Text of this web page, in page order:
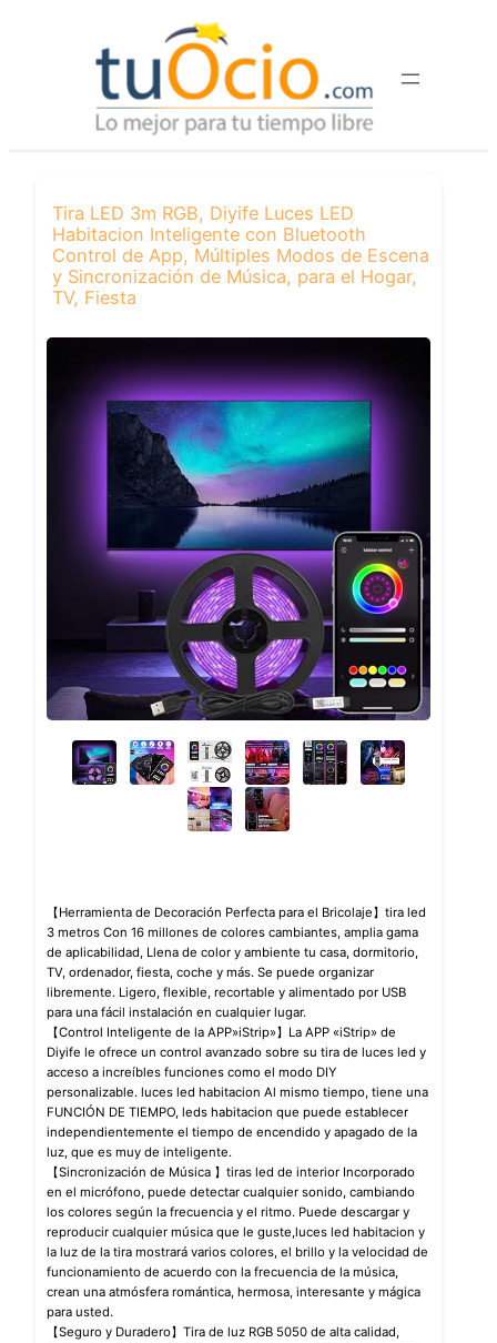
Tira LED 3m RGB, Diyife Luces LED
Habitacion Inteligente con Bluetooth
Control de App, Múltiples Modos de Escena
y Sincronización de Música, para el Hogar,
TV, Fiesta
【Herramienta de Decoración Perfecta para el Bricolaje】tira led
3 metros Con 16 millones de colores cambiantes, amplia gama
de aplicabilidad, Llena de color y ambiente tu casa, dormitorio,
TV, ordenador, fiesta, coche y más. Se puede organizar
libremente. Ligero, flexible, recortable y alimentado por USB
para una fácil instalación en cualquier lugar.
【Control Inteligente de la APP»iStrip»】La APP «iStrip» de
Diyife le ofrece un control avanzado sobre su tira de luces led y
acceso a increíbles funciones como el modo DIY
personalizable. luces led habitacion Al mismo tiempo, tiene una
FUNCIÓN DE TIEMPO, leds habitacion que puede establecer
independientemente el tiempo de encendido y apagado de la
luz, que es muy de inteligente.
【Sincronización de Música 】tiras led de interior Incorporado
en el micrófono, puede detectar cualquier sonido, cambiando
los colores según la frecuencia y el ritmo. Puede descargar y
reproducir cualquier música que le guste,luces led habitacion y
la luz de la tira mostrará varios colores, el brillo y la velocidad de
funcionamiento de acuerdo con la frecuencia de la música,
crean una atmósfera romántica, hermosa, interesante y mágica
para usted.
【Seguro y Duradero】Tira de luz RGB 5050 de alta calidad,